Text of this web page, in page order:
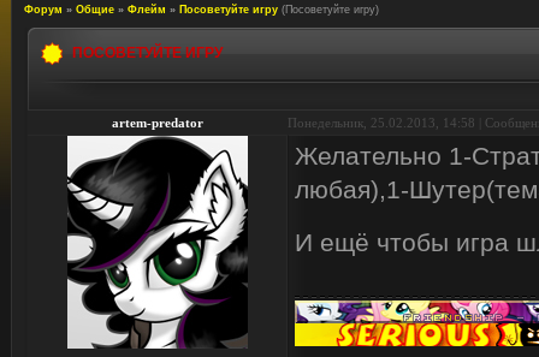
Форум » Общие » Флейм » Посоветуйте игру (Посоветуйте игру)
ПОСОВЕТУЙТЕ ИГРУ
artem-predator Понедельник, 25.02.2013, 14:58 |
Желательно 1-
любая),1-
И ещё чтобы игра